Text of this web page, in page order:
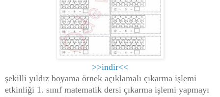
>>indir<<
şekilli yıldız boyama örnek açıklamalı çıkarma işlemi
etkinliği 1. sınıf matematik dersi çıkarma işlemi yapmayı